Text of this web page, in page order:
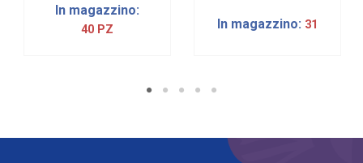
In magazzino:
40 PZ In magazzino: 31